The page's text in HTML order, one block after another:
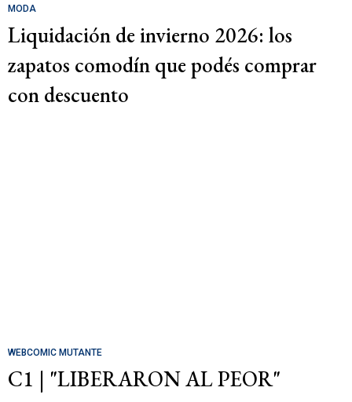
MODA
Liquidación de invierno 2026: los
zapatos comodín que podés comprar
con descuento
WEBCOMIC MUTANTE
C1 | "LIBERARON AL PEOR"